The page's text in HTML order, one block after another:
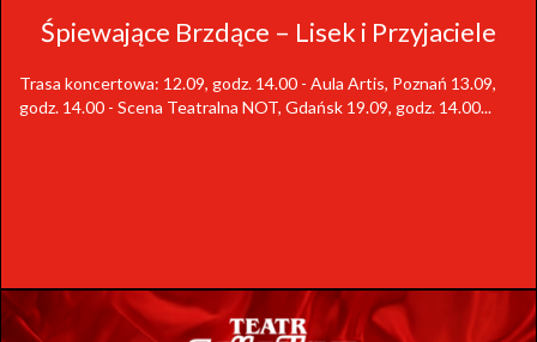
Śpiewające Brzdące – Lisek i Przyjaciele
Trasa koncertowa: 12.09, godz. 14.00 - Aula Artis, Poznań 13.09,
godz. 14.00 - Scena Teatralna NOT, Gdańsk 19.09, godz. 14.00...